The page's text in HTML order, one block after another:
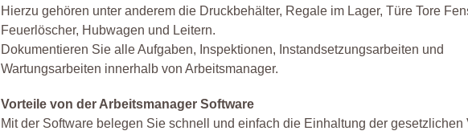
Hierzu gehören unter anderem die Druckbehälter, Regale im Lager, Türe Tore
Feuerlöscher, Hubwagen und Leitern.
Dokumentieren Sie alle Aufgaben, Inspektionen, Instandsetzungsarbeiten und
Wartungsarbeiten innerhalb von Arbeitsmanager.
Vorteile von der Arbeitsmanager Software
Mit der Software belegen Sie schnell und einfach die Einhaltung der gesetzlichen